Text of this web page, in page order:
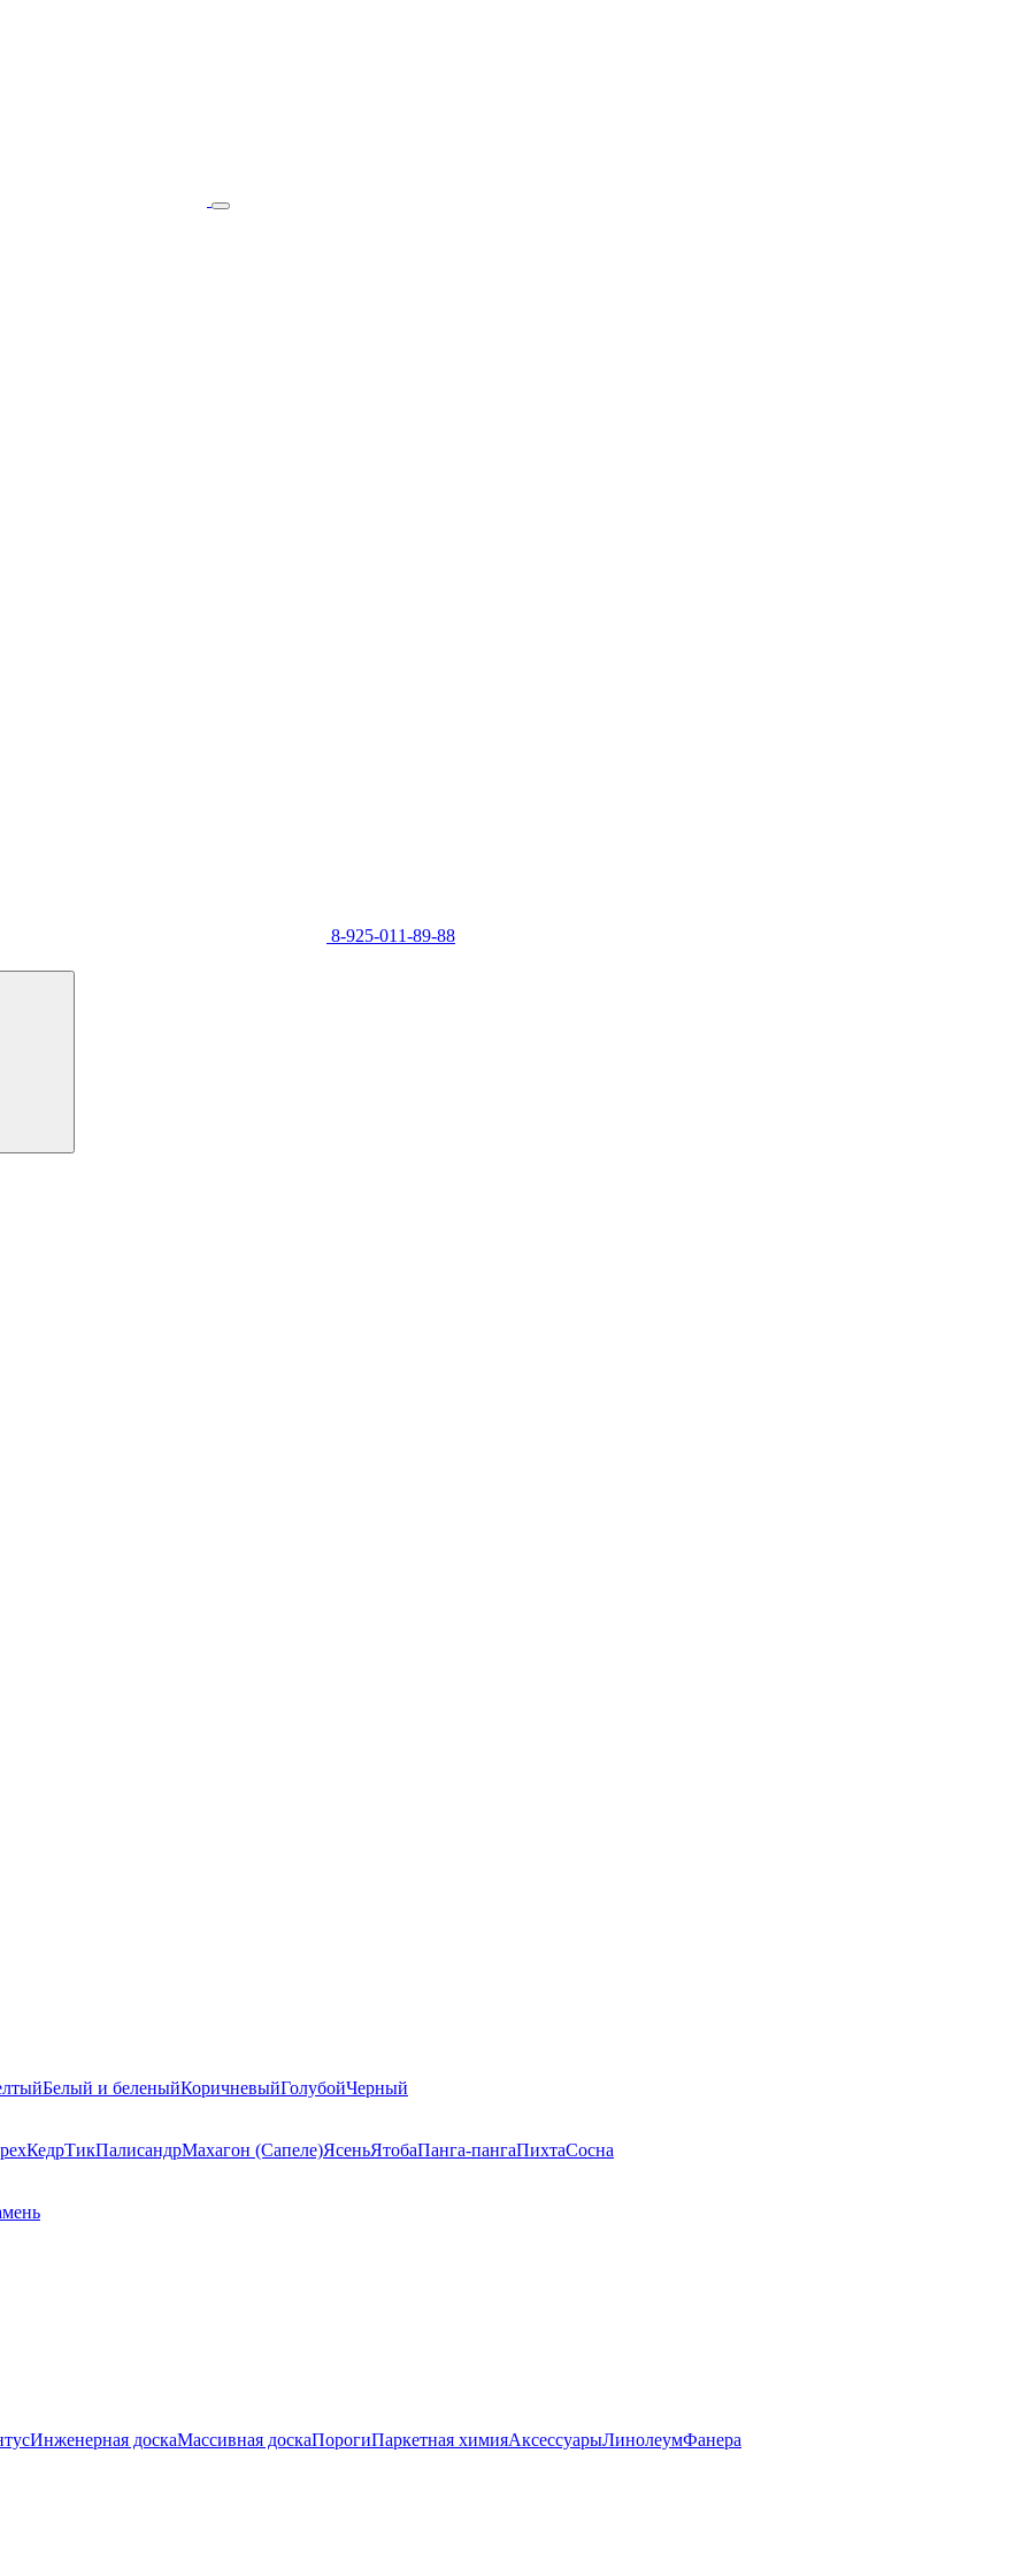
8-925-011-89-88
Белый и беленыйКоричневыйГолубойЧерный
КедрТикПалисандрМахагон (Сапеле)ЯсеньЯтобаПанга-пангаПихтаСосна
Инженерная доскаМассивная доскаПорогиПаркетная химияАксессуарыЛинолеумФанера